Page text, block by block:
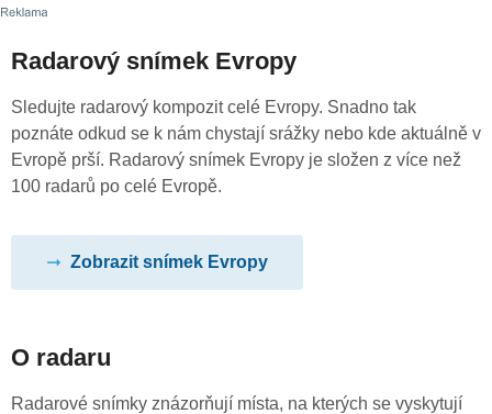
Radarový snímek Evropy
Sledujte radarový kompozit celé Evropy. Snadno tak
poznáte odkud se k nám chystají srážky nebo kde aktuálně v
Evropě prší. Radarový snímek Evropy je složen z více než
100 radarů po celé Evropě.
Zobrazit snímek Evropy
O radaru
Radarové snímky znázorňují místa, na kterých se vyskytují